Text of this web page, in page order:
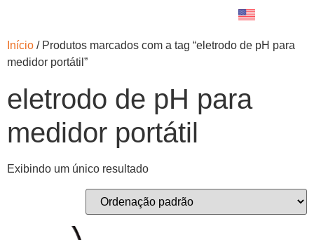
Início / Produtos marcados com a tag “eletrodo de pH para
medidor portátil”
eletrodo de pH para
medidor portátil
Exibindo um único resultado